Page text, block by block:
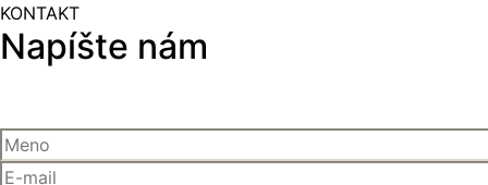
KONTAKT
Napíšte nám